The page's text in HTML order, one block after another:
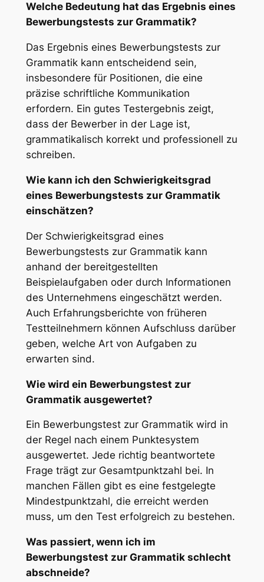
Welche Bedeutung hat das Ergebnis eines
Bewerbungstests zur Grammatik?
Das Ergebnis eines Bewerbungstests zur
Grammatik kann entscheidend sein,
insbesondere für Positionen, die eine
präzise schriftliche Kommunikation
erfordern. Ein gutes Testergebnis zeigt,
dass der Bewerber in der Lage ist,
grammatikalisch korrekt und professionell zu
schreiben.
Wie kann ich den Schwierigkeitsgrad
eines Bewerbungstests zur Grammatik
einschätzen?
Der Schwierigkeitsgrad eines
Bewerbungstests zur Grammatik kann
anhand der bereitgestellten
Beispielaufgaben oder durch Informationen
des Unternehmens eingeschätzt werden.
Auch Erfahrungsberichte von früheren
Testteilnehmern können Aufschluss darüber
geben, welche Art von Aufgaben zu
erwarten sind.
Wie wird ein Bewerbungstest zur
Grammatik ausgewertet?
Ein Bewerbungstest zur Grammatik wird in
der Regel nach einem Punktesystem
ausgewertet. Jede richtig beantwortete
Frage trägt zur Gesamtpunktzahl bei. In
manchen Fällen gibt es eine festgelegte
Mindestpunktzahl, die erreicht werden
muss, um den Test erfolgreich zu bestehen.
Was passiert, wenn ich im
Bewerbungstest zur Grammatik schlecht
abschneide?